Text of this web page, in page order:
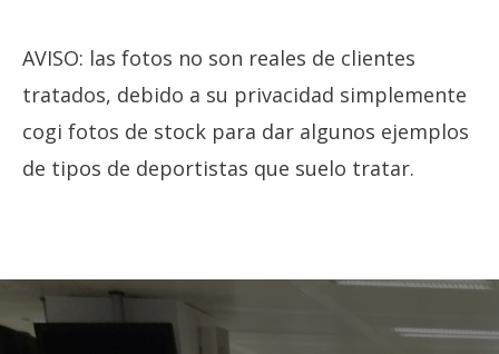
AVISO: las fotos no son reales de clientes
tratados, debido a su privacidad simplemente
cogi fotos de stock para dar algunos ejemplos
de tipos de deportistas que suelo tratar.